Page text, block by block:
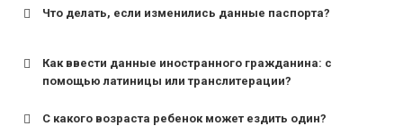
Что делать, если изменились данные паспорта?
Как ввести данные иностранного гражданина: с
помощью латиницы или транслитерации?
С какого возраста ребенок может ездить один?